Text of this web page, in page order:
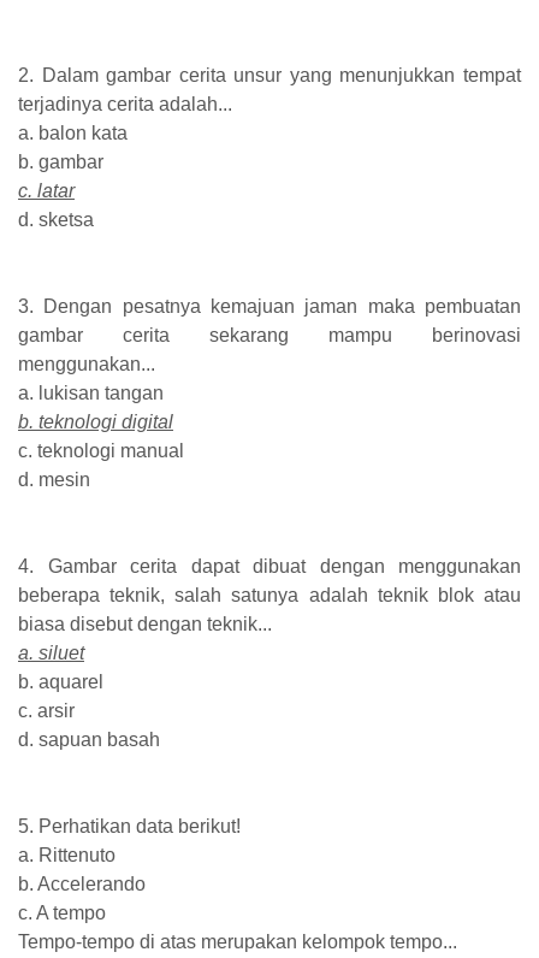
2. Dalam gambar cerita unsur yang menunjukkan tempat
terjadinya cerita adalah...
a. balon kata
b. gambar
c. latar
d. sketsa
3. Dengan pesatnya kemajuan jaman maka pembuatan
gambar cerita sekarang mampu berinovasi
menggunakan...
a. lukisan tangan
b. teknologi digital
c. teknologi manual
d. mesin
4. Gambar cerita dapat dibuat dengan menggunakan
beberapa teknik, salah satunya adalah teknik blok atau
biasa disebut dengan teknik...
a. siluet
b. aquarel
c. arsir
d. sapuan basah
5. Perhatikan data berikut!
a. Rittenuto
b. Accelerando
c. A tempo
Tempo-tempo di atas merupakan kelompok tempo...